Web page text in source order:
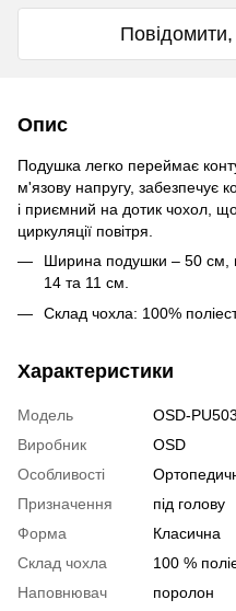
Опис
Подушка легко переймає
м'язову напругу, забезпечує
і приємний на дотик чохол,
циркуляції повітря.
Ширина подушки – 50 см,
14 та 11 см.
Склад чохла: 100%
Характеристики
Модель
OSD-
Виробник
OSD
Особливості
Призначення
під голову
Форма
Класична
Склад чохла
100 %
Наповнювач
поролон